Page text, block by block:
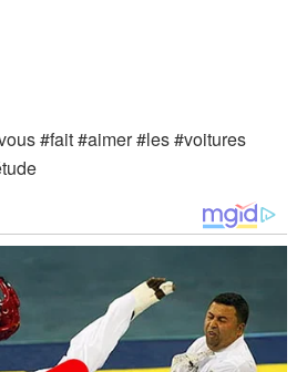
#fait #aimer #les #voitures